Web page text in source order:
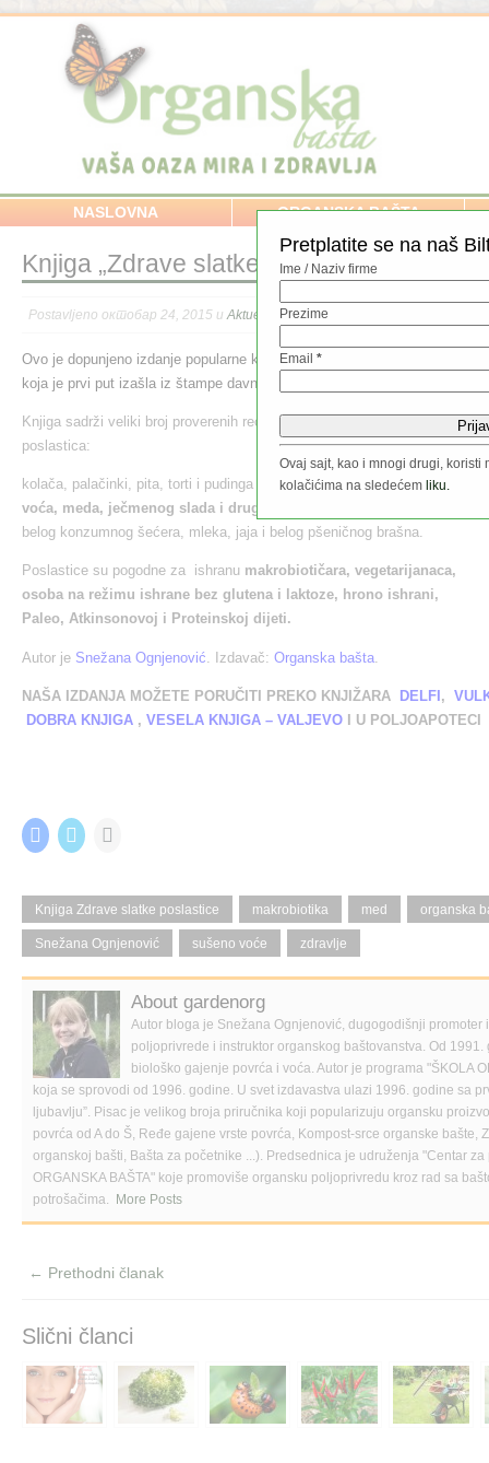
NASLOVNA ORGANSKA BAŠTA
Knjiga „Zdrave slatke poslastice“
Postavljeno октобар 24, 2015 u Aktuelno ,NAŠA PRODAVNICA
Ovo je dopunjeno izdanje popularne knjige „Makrobiotičke poslastice“
koja je prvi put izašla iz štampe davne 2004. godine.
Knjiga sadrži veliki broj proverenih recepata za pripremu zdravih
poslastica:
kolača, palačinki, pita, torti i pudinga od integralnih sastojaka,sušenog
voća, meda, ječmenog slada i drugih zaslađivača
belog konzumnog šećera, mleka, jaja i belog pšeničnog brašna.
Poslastice su pogodne za ishranu makrobiotičara, vegetarijanaca,
osoba na režimu ishrane bez glutena i laktoze, hrono ishrani,
Paleo, Atkinsonovoj i Proteinskoj dijeti.
Autor je Snežana Ognjenović . Izdavač: Organska bašta
NAŠA IZDANJA MOŽETE PORUČITI PREKO KNJIŽARA DELFI ,
DOBRA KNJIGA , VESELA KNJIGA – VALJEVO I U POLJOAPOTECI
C
l
t
o
s
h
a
r
e
o
n
e
b
o
o
k
(
O
p
e
n
i
n
d
w
C
l
t
o
s
h
a
r
e
o
n
T
w
t
t
e
r
(
O
p
e
n
s
n
w
d
o
)
t
o
e
m
a
i
l
l
n
k
t
o
f
r
i
e
n
d
(
p
s
e
w
Knjiga Zdrave slatke poslastice makrobiotika med organska
Snežana Ognjenović sušeno voće zdravlje
About gardenorg
Autor bloga je Snežana Ognjenović, dugogodišnji promoter
poljoprivrede i instruktor organskog baštovanstva. Od
biološko gajenje povrća i voća. Autor je programa "ŠKOLA
koja se sprovodi od 1996. godine. U svet izdavastva ulazi 1996. godine sa
ljubavlju”. Pisac je velikog broja priručnika koji popularizuju organsku
povrća od A do Š, Ređe gajene vrste povrća, Kompost-srce organske bašte,
organskoj bašti, Bašta za početnike ...). Predsednica je udruženja "Centar
ORGANSKA BAŠTA" koje promoviše organsku poljoprivredu kroz rad sa
potrošačima. More Posts
← Prethodni članak
Slični članci
Pretplatite se na naš
Ime / Naziv firme
Prezime
Email *
Ovaj sajt, kao i mnogi drugi,
kolačićima na sledećem liku.